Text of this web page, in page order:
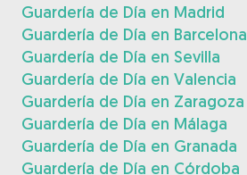
Guardería de Día en Madrid
Guardería de Día en Barcelona
Guardería de Día en Sevilla
Guardería de Día en Valencia
Guardería de Día en Zaragoza
Guardería de Día en Málaga
Guardería de Día en Granada
Guardería de Día en Córdoba